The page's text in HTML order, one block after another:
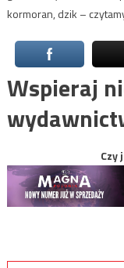
kormoran, dzik –
Wspieraj
Czy